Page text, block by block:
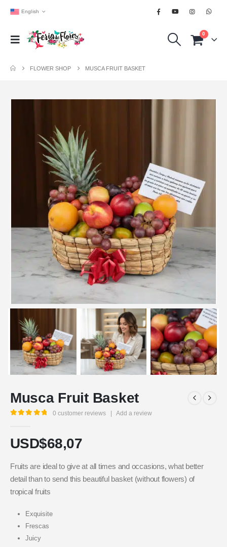
English
0
FLOWER SHOP MUSCA FRUIT BASKET
Musca Fruit Basket
0 customer reviews Add a review
USD$68,07
Fruits are ideal to give at all times and occasions, what better
detail than to send this beautiful basket (without flowers) of
tropical fruits
Exquisite
Frescas
Juicy